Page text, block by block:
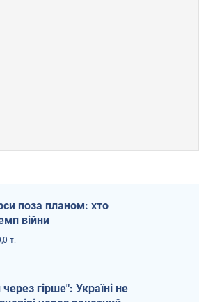
поза планом: хто
війни
т.
гірше": Україні не